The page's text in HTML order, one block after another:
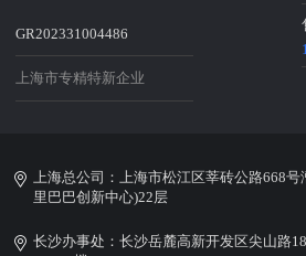
GR202331004486
上海市专精特新企业
上海总公司：上海市松江区莘砖公路668
里巴巴创新中心)22层
长沙办事处：长沙岳麓高新开发区尖山路